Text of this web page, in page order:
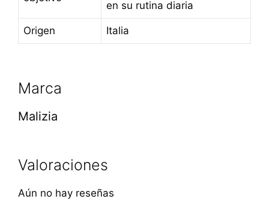
en su rutina diaria
Origen Italia
Marca
Malizia
Valoraciones
Aún no hay reseñas